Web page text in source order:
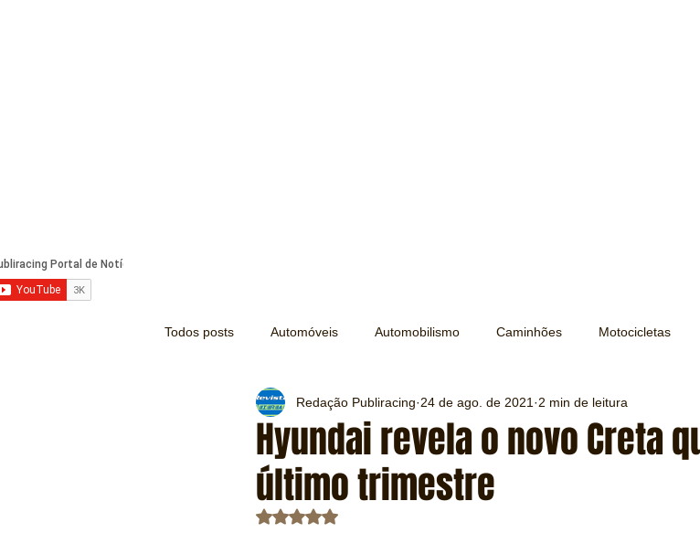
Todos posts Automóveis Automobilismo Caminhões Motocicletas
Turismo Lazer Transporte Trens e Metrô
Mecânica e Peças Segurança Testes e Comparativos
Hyundai revela o novo Creta
último trimestre
Redação Publiracing 24 de ago. de 2021 2 min de leitura
Avaliado com NaN de 5 estrelas.